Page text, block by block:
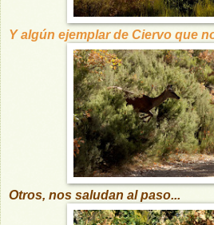
Y algún ejemplar de Ciervo que
Otros, nos saludan al paso...